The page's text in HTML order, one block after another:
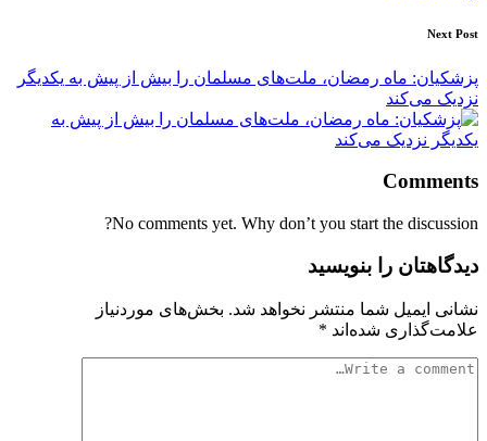
Next Post
پزشکیان: ماه رمضان، ملت‌های مسلمان را بیش از پیش به یکدیگر
نزدیک می‌کند
Comments
No comments yet. Why don’t you start the discussion?
دیدگاهتان را بنویسید
نشانی ایمیل شما منتشر نخواهد شد. بخش‌های موردنیاز
علامت‌گذاری شده‌اند *